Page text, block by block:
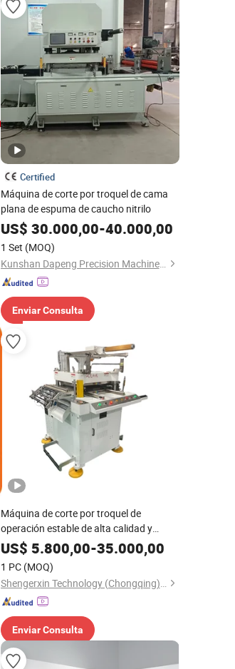
Certified
Máquina de corte por troquel de cama
plana de espuma de caucho nitrilo
US$ 30.000,00-40.000,00
1 Set (MOQ)
Kunshan Dapeng Precision Machinery Co., Ltd.
Enviar Consulta
Máquina de corte por troquel de
operación estable de alta calidad y
buena relación precio-rendimiento para
serigrafía
US$ 5.800,00-35.000,00
1 PC (MOQ)
Shengerxin Technology (Chongqing) Co., Ltd.
Enviar Consulta